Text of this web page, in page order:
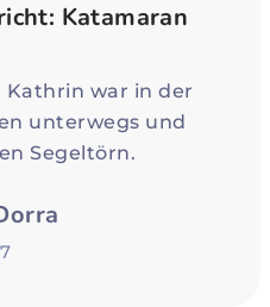
Katamaran
Kathrin war in der
unterwegs und
Segeltörn.